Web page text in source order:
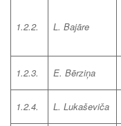
1.2.2. L. Bajāre
1.2.3. E. Bērziņa
1.2.4. L. Lukaševiča